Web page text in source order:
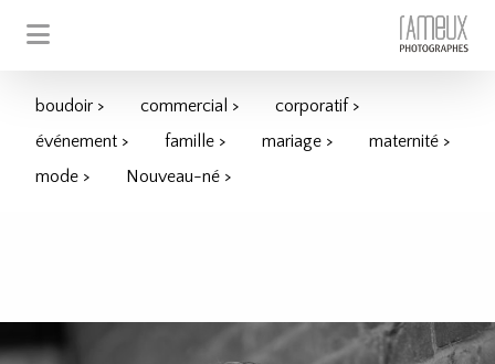
boudoir > commercial >
corporatif >
événement >
famille > mariage >
maternité >
mode >
Nouveau-né >